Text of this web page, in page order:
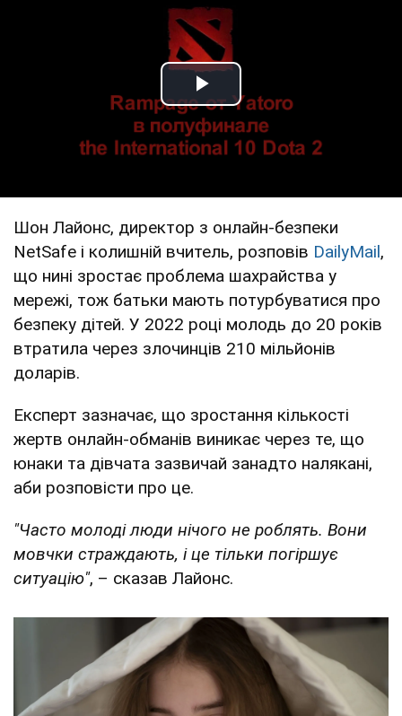
Play Video
Шон Лайонс, директор з онлайн-безпеки
NetSafe і колишній вчитель, розповів DailyMail,
що нині зростає проблема шахрайства у
мережі, тож батьки мають потурбуватися про
безпеку дітей. У 2022 році молодь до 20 років
втратила через злочинців 210 мільйонів
доларів.
Експерт зазначає, що зростання кількості
жертв онлайн-обманів виникає через те, що
юнаки та дівчата зазвичай занадто налякані,
аби розповісти про це.
"Часто молоді люди нічого не роблять. Вони
мовчки страждають, і це тільки погіршує
ситуацію", – сказав Лайонс.